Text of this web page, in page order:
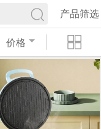
产品筛选
价格